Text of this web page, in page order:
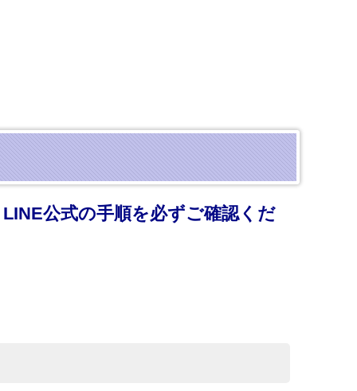
公式の手順を必ずご確認くだ